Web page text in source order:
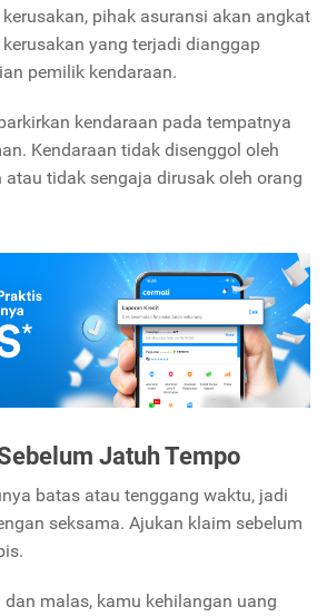
pihak asuransi akan angkat
yang terjadi dianggap
pemilik kendaraan.
kendaraan pada tempatnya
Kendaraan tidak disenggol oleh
atau tidak sengaja dirusak oleh orang
Jatuh Tempo
batas atau tenggang waktu, jadi
seksama. Ajukan klaim sebelum
malas, kamu kehilangan uang